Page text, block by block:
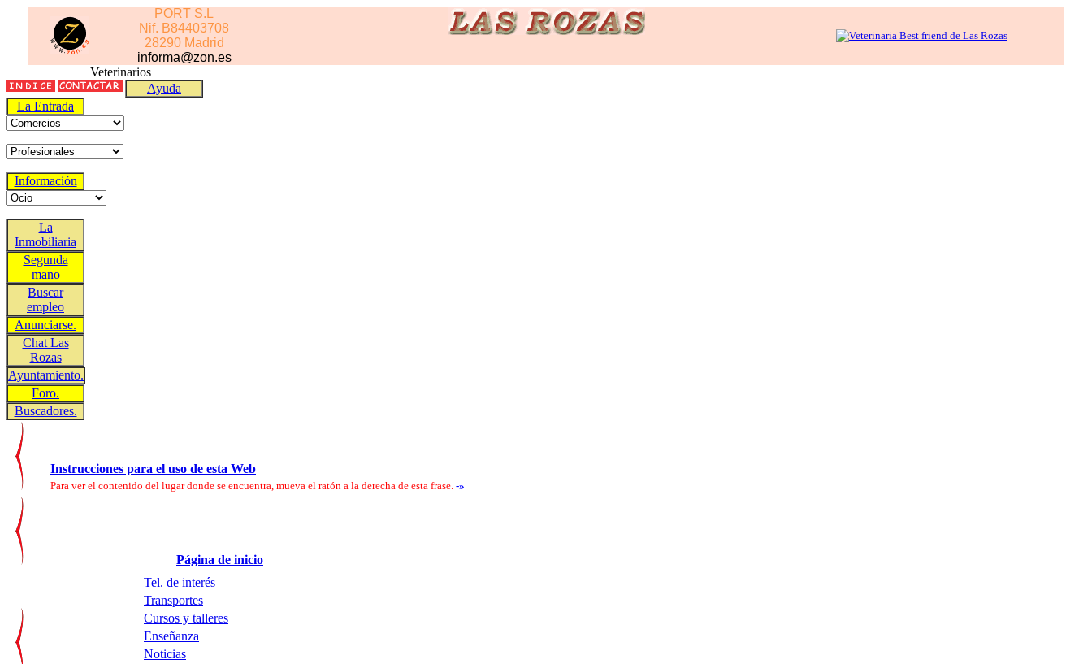
PORT S.L
Nif. B84403708
28290 Madrid
informa@zon.es
Veterinarios
Ayuda
La Entrada
Información
La
Inmobiliaria
Segunda
mano
Buscar
empleo
Anunciarse.
Chat Las
Rozas
Ayuntamiento.
Foro.
Buscadores.
Instrucciones para el uso de esta Web
Para ver el contenido del lugar donde se encuentra, mueva el ratón a la derecha de esta frase. -»
Página de inicio
Tel. de interés
Transportes
Cursos y talleres
Enseñanza
Noticias